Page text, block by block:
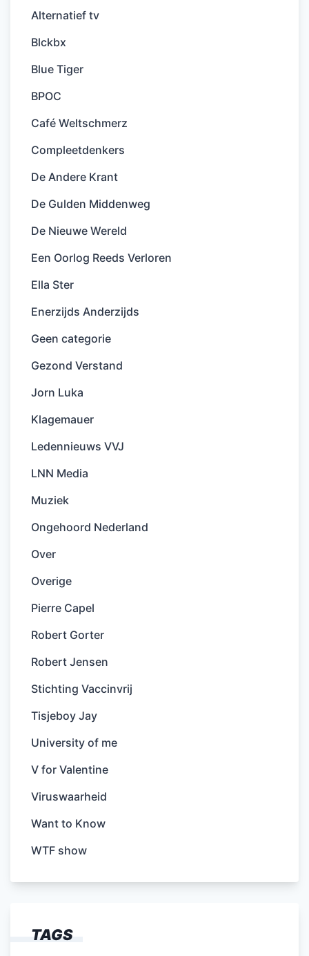
Alternatief tv
Blckbx
Blue Tiger
BPOC
Café Weltschmerz
Compleetdenkers
De Andere Krant
De Gulden Middenweg
De Nieuwe Wereld
Een Oorlog Reeds Verloren
Ella Ster
Enerzijds Anderzijds
Geen categorie
Gezond Verstand
Jorn Luka
Klagemauer
Ledennieuws VVJ
LNN Media
Muziek
Ongehoord Nederland
Over
Overige
Pierre Capel
Robert Gorter
Robert Jensen
Stichting Vaccinvrij
Tisjeboy Jay
University of me
V for Valentine
Viruswaarheid
Want to Know
WTF show
TAGS